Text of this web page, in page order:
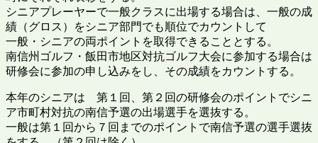
シニアプレーヤーで一般クラスに出場する場合は、一般の成
績（グロス）をシニア部門でも順位でカウントして
一般・シニアの両ポイントを取得できることとする。
南信州ゴルフ・飯田市地区対抗ゴルフ大会に参加する場合は
研修会に参加の申し込みをし、その成績をカウントする。
本年のシニアは 第１回、第２回の研修会のポイントでシニ
ア市町村対抗の南信予選の出場選手を選抜する。
一般は第１回から７回までのポイントで南信予選の選手選抜